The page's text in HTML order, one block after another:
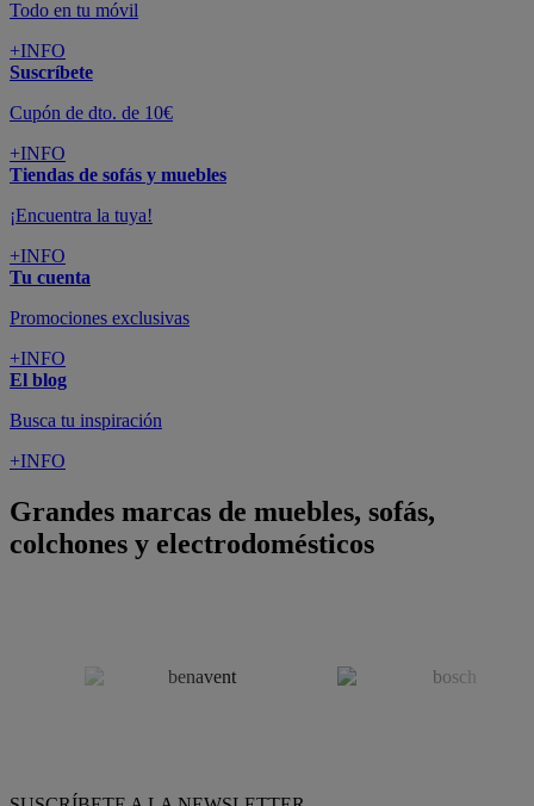
Todo en tu móvil
+INFO
Suscríbete
Cupón de dto. de 10€
+INFO
Tiendas de sofás y muebles
¡Encuentra la tuya!
+INFO
Tu cuenta
Promociones exclusivas
+INFO
El blog
Busca tu inspiración
+INFO
Grandes marcas de muebles, sofás,
colchones y electrodomésticos